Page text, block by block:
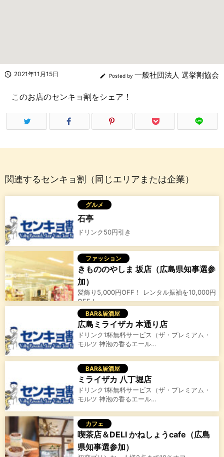
 2021年11月15日  Posted by 一般社団法人 選挙割協会
このお店のセンキョ割をシェア！
関連するセンキョ割（同じエリアまたは企業）
グルメ
石亭
ドリンク50円引き
ファッション
きもののやしま 坂店（広島県知事選参
加）
髪飾り5,000円OFF！ レンタル振袖を10,000円
OFF！ …
BAR&居酒屋
広島ミライザカ 本通り店
ドリンク1杯無料サービス（ザ・プレミアム・
モルツ 神泡の香るエール…
BAR&居酒屋
ミライザカ 八丁堀店
ドリンク1杯無料サービス（ザ・プレミアム・
モルツ 神泡の香るエール…
カフェ
喫茶店＆DELI かねしょうcafe（広島
県知事選参加）